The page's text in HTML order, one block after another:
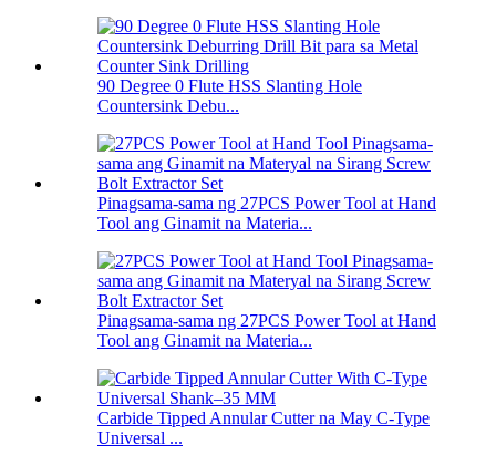
90 Degree 0 Flute HSS Slanting Hole
Countersink Debu...
Pinagsama-sama ng 27PCS Power Tool at Hand
Tool ang Ginamit na Materia...
Pinagsama-sama ng 27PCS Power Tool at Hand
Tool ang Ginamit na Materia...
Carbide Tipped Annular Cutter na May C-Type
Universal ...